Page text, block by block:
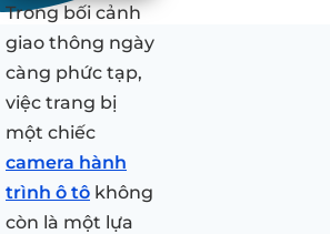
Trong bối cảnh
giao thông ngày
càng phức tạp,
việc trang bị
một chiếc
camera hành
trình ô tô không
còn là một lựa